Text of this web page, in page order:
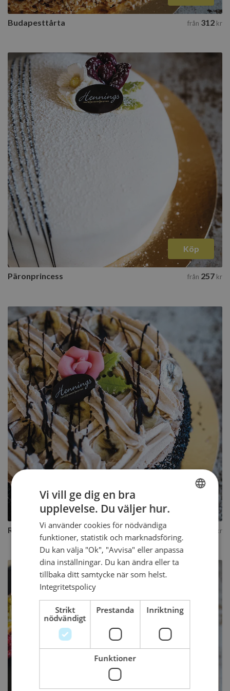
Budapesttårta från 312 kr
Köp
Päronprincess från 257 kr
Rysk Banan kr
Vi vill ge dig en bra
upplevelse. Du väljer hur.
Vi använder cookies för nödvändiga
funktioner, statistik och marknadsföring.
Du kan välja "Ok", "Avvisa" eller anpassa
dina inställningar. Du kan ändra eller ta
tillbaka ditt samtycke när som helst.
Integritetspolicy
Strikt
nödvändigt
Prestanda Inriktning
Funktioner